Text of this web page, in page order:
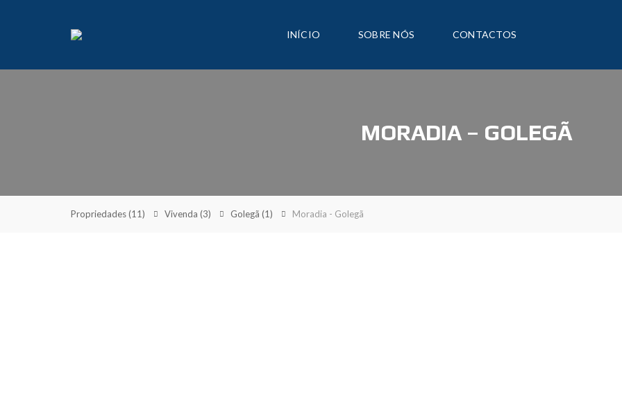
INÍCIO SOBRE NÓS CONTACTOS
MORADIA – GOLEGÃ
Propriedades(11) Vivenda (3) Golegã (1) Moradia - Golegã